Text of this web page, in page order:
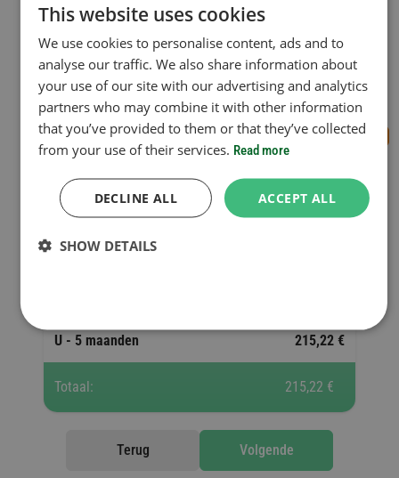
Nummerplaat*
Geldigheidsperiode
voeg nog een vignet toe
U - 5 maanden 215,22 €
Totaal: 215,22 €
Terug Volgende
This website uses cookies
We use cookies to personalise content, ads and to
analyse our traffic. We also share information about
your use of our site with our advertising and analytics
partners who may combine it with other information
that you’ve provided to them or that they’ve collected
from your use of their services. Read more
ACCEPT ALL
DECLINE ALL
SHOW DETAILS